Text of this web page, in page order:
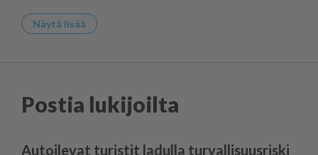
Näytä lisää
Postia lukijoilta
Autoilevat turistit ladulla turvallisuusriski